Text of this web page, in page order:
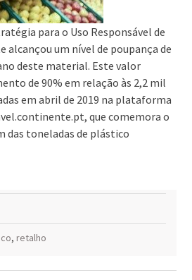
para o Uso Responsável de
alcançou um nível de poupança de
deste material. Este valor
de 90% em relação às 2,2 mil
em abril de 2019 na plataforma
que comemora o
das toneladas de plástico
, retalho